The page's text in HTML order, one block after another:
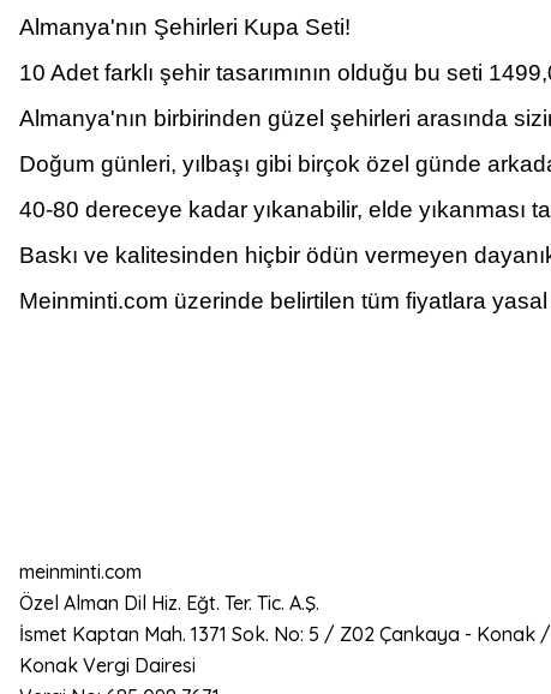
Almanya'nın Şehirleri Kupa Seti!
10 Adet farklı şehir tasarımının olduğu bu seti
Almanya'nın birbirinden güzel şehirleri arasında
Doğum günleri, yılbaşı gibi birçok özel günde
40-80 dereceye kadar yıkanabilir, elde yıkanması
Baskı ve kalitesinden hiçbir ödün vermeyen
Meinminti.com üzerinde belirtilen tüm fiyatlara
meinminti.com
Özel Alman Dil Hiz. Eğt. Ter. Tic. A.Ş.
İsmet Kaptan Mah. 1371 Sok. No: 5 / Z02 Çankaya - Konak
Konak Vergi Dairesi